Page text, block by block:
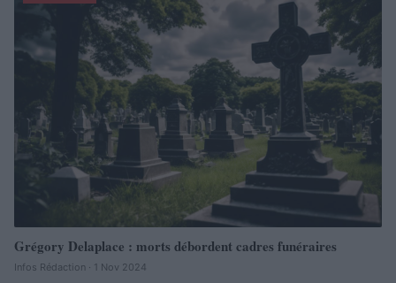
Grégory Delaplace : morts débordent cadres funéraires
Infos Rédaction · 1 Nov 2024